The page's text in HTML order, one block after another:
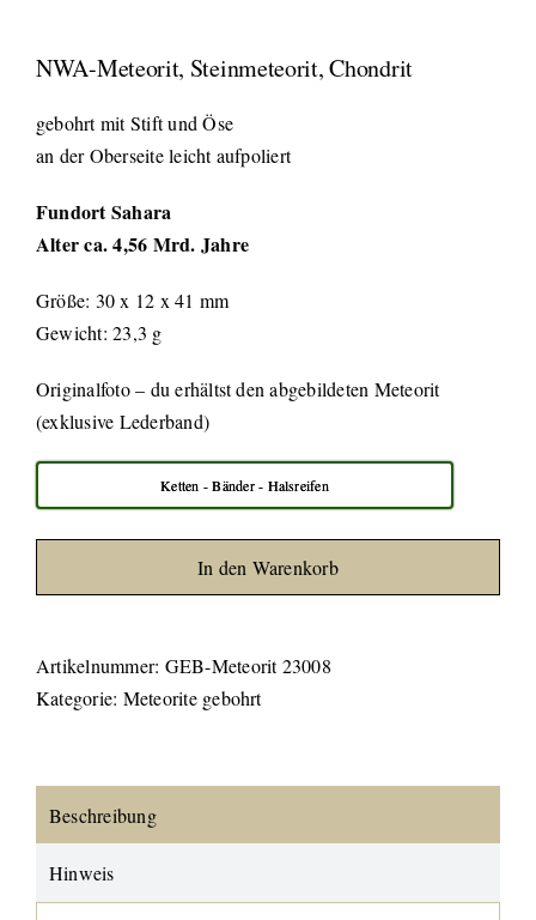
NWA-Meteorit, Steinmeteorit, Chondrit
gebohrt mit Stift und Öse
an der Oberseite leicht aufpoliert
Fundort Sahara
Alter ca. 4,56 Mrd. Jahre
Größe: 30 x 12 x 41 mm
Gewicht: 23,3 g
Originalfoto – du erhältst den abgebildeten Meteorit
(exklusive Lederband)
Ketten - Bänder - Halsreifen
In den Warenkorb
Artikelnummer: GEB-Meteorit 23008
Kategorie: Meteorite gebohrt
Beschreibung
Hinweis